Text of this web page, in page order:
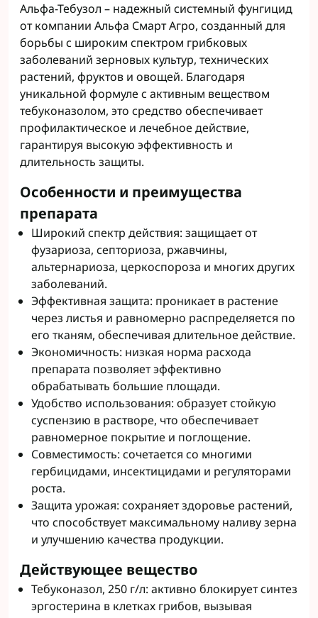
Альфа-Тебузол – надежный системный фунгицид
от компании Альфа Смарт Агро, созданный для
борьбы с широким спектром грибковых
заболеваний зерновых культур, технических
растений, фруктов и овощей. Благодаря
уникальной формуле с активным веществом
тебуконазолом, это средство обеспечивает
профилактическое и лечебное действие,
гарантируя высокую эффективность и
длительность защиты.
Особенности и преимущества
препарата
Широкий спектр действия: защищает от
фузариоза, септориоза, ржавчины,
альтернариоза, церкоспороза и многих других
заболеваний.
Эффективная защита: проникает в растение
через листья и равномерно распределяется по
его тканям, обеспечивая длительное действие.
Экономичность: низкая норма расхода
препарата позволяет эффективно
обрабатывать большие площади.
Удобство использования: образует стойкую
суспензию в растворе, что обеспечивает
равномерное покрытие и поглощение.
Совместимость: сочетается со многими
гербицидами, инсектицидами и регуляторами
роста.
Защита урожая: сохраняет здоровье растений,
что способствует максимальному наливу зерна
и улучшению качества продукции.
Действующее вещество
Тебуконазол, 250 г/л: активно блокирует синтез
эргостерина в клетках грибов, вызывая